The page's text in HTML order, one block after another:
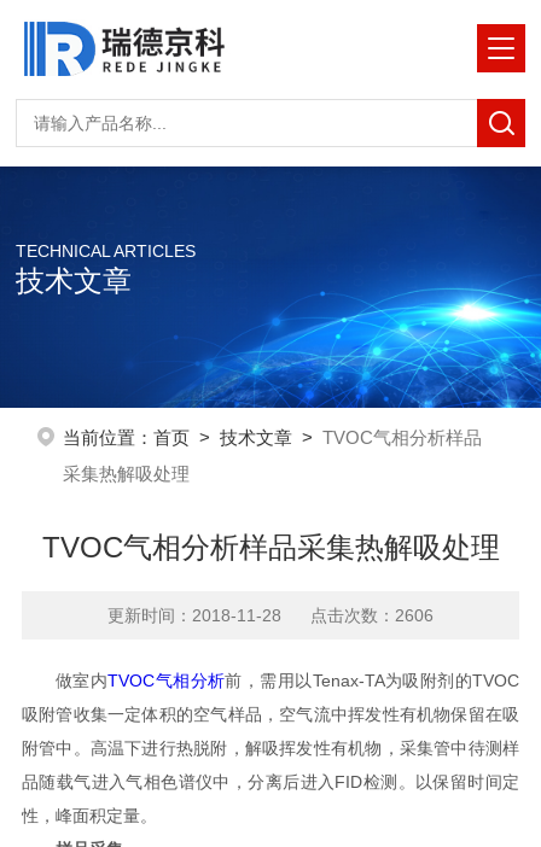
TECHNICAL ARTICLES
技术文章
当前位置： 首页> 技术文章> TVOC气相分析样品
采集热解吸处理
TVOC气相分析样品采集热解吸处理
更新时间：2018-11-28 点击次数：2606
做室内TVOC气相分析前，需用以Tenax-TA为吸附剂的TVOC
吸附管收集一定体积的空气样品，空气流中挥发性有机物保留在吸
附管中。高温下进行热脱附，解吸挥发性有机物，采集管中待测样
品随载气进入气相色谱仪中，分离后进入FID检测。以保留时间定
性，峰面积定量。